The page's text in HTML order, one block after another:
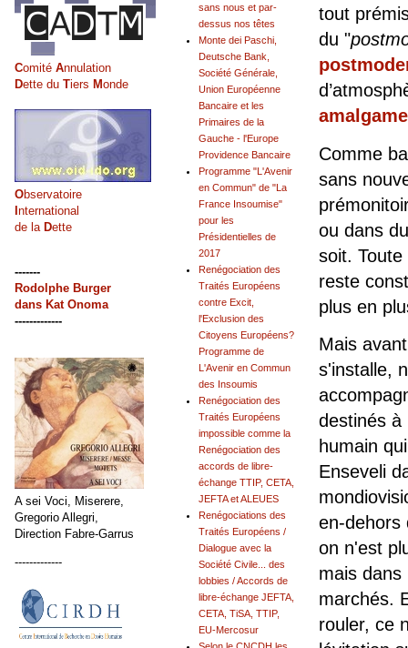
tout
du "
Comme
sans
ou dans
soit.
reste
plus en
Mais
s'installe,
destinés à
humain
Enseveli
en-dehors
on n'est
mais
marchés.
rouler, ce
sans nous et par-
dessus nos têtes
Monte dei Paschi,
Deutsche Bank,
Société Générale,
Union Européenne
Bancaire et les
Primaires de la
Gauche - l'Europe
Providence Bancaire
Programme "L'Avenir
en Commun" de "La
France Insoumise"
pour les
Présidentielles de
2017
Renégociation des
Traités Européens
contre Excit,
l'Exclusion des
Citoyens Européens?
Programme de
L'Avenir en Commun
des Insoumis
Renégociation des
Traités Européens
impossible comme la
Renégociation des
accords de libre-
échange TTIP, CETA,
JEFTA et ALEUES
Renégociations des
Traités Européens /
Dialogue avec la
Société Civile... des
lobbies / Accords de
libre-échange JEFTA,
CETA, TiSA, TTIP,
EU-Mercosur
Comité Annulation
Dette du Tiers Monde
Observatoire
International
de la Dette
-------
Rodolphe Burger
dans Kat Onoma
-------------
A sei Voci, Miserere,
Gregorio Allegri,
Direction Fabre-Garrus
-------------